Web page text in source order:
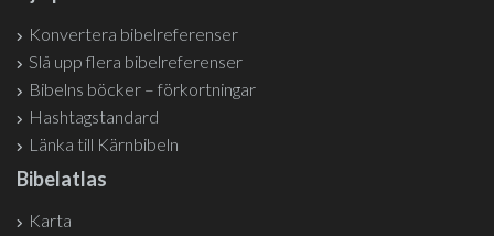
Konvertera bibelreferenser
Slå upp flera bibelreferenser
Bibelns böcker – förkortningar
Hashtagstandard
Länka till Kärnbibeln
Bibelatlas
Karta